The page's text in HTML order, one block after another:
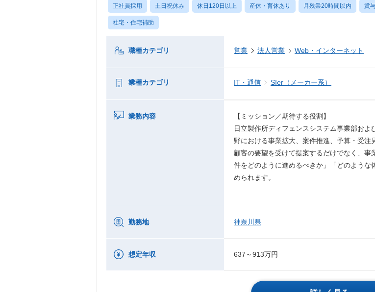
正社員採用 土日祝休み 休日120日以上 産休・育休あり 月残業20時間以内 賞
社宅・住宅補助
職種カテゴリ 営業 法人営業 Web・インターネット
業種カテゴリ IT・通信 SIer（メーカー系）
業務内容
【ミッション／期待する役割】
日立製作所ディフェンスシステム事業部お
野における事業拡大、案件推進、予算・受注
顧客の要望を受けて提案するだけでなく、
件をどのように進めるべきか」「どのよう
められます。
勤務地 神奈川県
想定年収 637～913万円